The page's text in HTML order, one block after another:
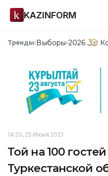
KAZINFORM
Тренды:Выборы-2026
14:20, 25 Июня 2021
Той на 100
Туркестанской